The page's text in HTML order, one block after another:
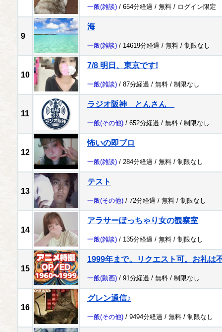
一般(雑談) / 654分経過 / 無料 / ログイン限定
9
海
一般(雑談) / 14619分経過 / 無料 / 制限なし
10
7/8 明日、東京です!
一般(雑談) / 87分経過 / 無料 / 制限なし
11
ラジオ阪神 とんさん
一般(その他) / 652分経過 / 無料 / 制限なし
12
怖いの即ブロ
一般(雑談) / 284分経過 / 無料 / 制限なし
13
テスト
一般(その他) / 72分経過 / 無料 / 制限なし
14
アラサーぽっちゃり女の観察室
一般(雑談) / 135分経過 / 無料 / 制限なし
15
1999年まで。リクエスト可。お礼は
一般(動画) / 91分経過 / 無料 / 制限なし
16
グレン通信♪
一般(その他) / 9494分経過 / 無料 / 制限なし